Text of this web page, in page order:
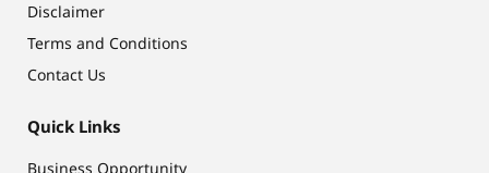
Disclaimer
Terms and Conditions
Contact Us
Quick Links
Business Opportunity